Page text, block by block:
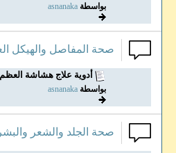
بواسطةasnanaka
صحة المفاصل والهيكل
أدوية علاج هشاشة العظم
بواسطةasnanaka
صحة الجلد والشعر